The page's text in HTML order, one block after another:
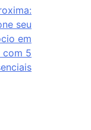
seu
em
com 5